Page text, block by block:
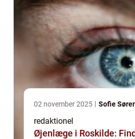
02 november 2025 Sofie
redaktionel
Øjenlæge i Roskilde: